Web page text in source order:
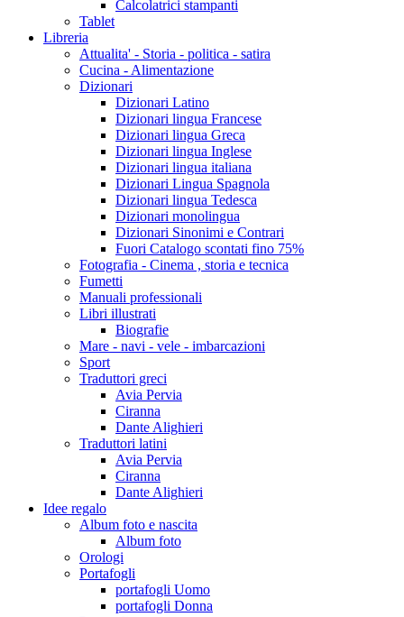
Calcolatrici stampanti
Tablet
Libreria
Attualita' - Storia - politica - satira
Cucina - Alimentazione
Dizionari
Dizionari Latino
Dizionari lingua Francese
Dizionari lingua Greca
Dizionari lingua Inglese
Dizionari lingua italiana
Dizionari Lingua Spagnola
Dizionari lingua Tedesca
Dizionari monolingua
Dizionari Sinonimi e Contrari
Fuori Catalogo scontati fino 75%
Fotografia - Cinema , storia e tecnica
Fumetti
Manuali professionali
Libri illustrati
Biografie
Mare - navi - vele - imbarcazioni
Sport
Traduttori greci
Avia Pervia
Ciranna
Dante Alighieri
Traduttori latini
Avia Pervia
Ciranna
Dante Alighieri
Idee regalo
Album foto e nascita
Album foto
Orologi
Portafogli
portafogli Uomo
portafogli Donna